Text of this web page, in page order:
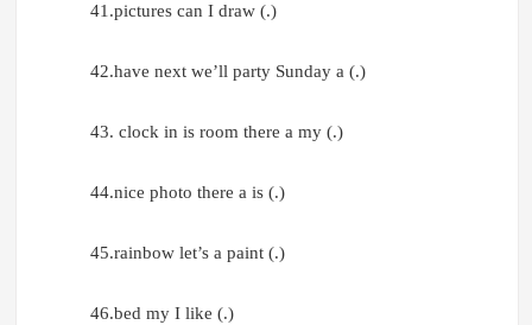
41.pictures can I draw (.)
42.have next we’ll party Sunday a (.)
43. clock in is room there a my (.)
44.nice photo there a is (.)
45.rainbow let’s a paint (.)
46.bed my I like (.)